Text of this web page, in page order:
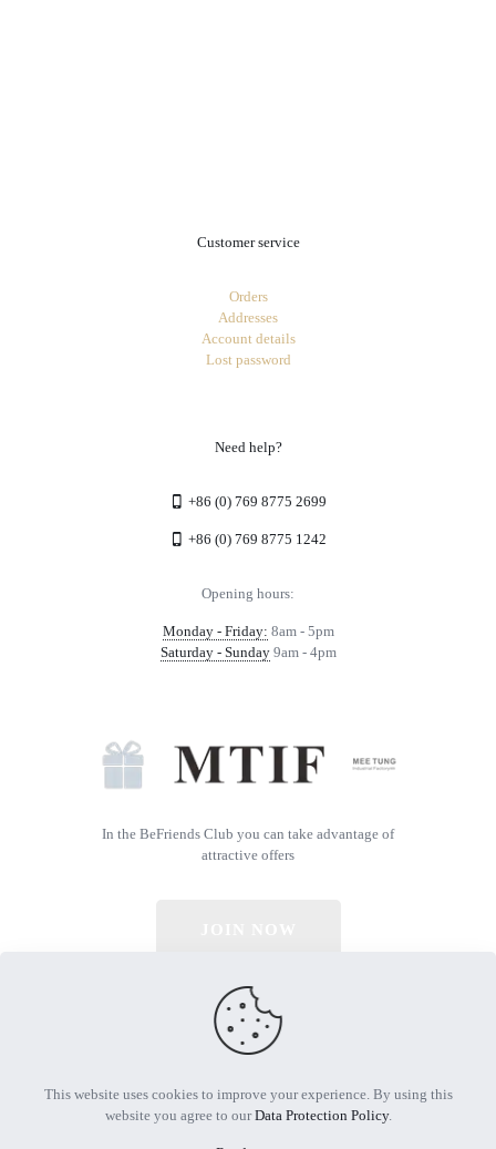
Customer service
Orders
Addresses
Account details
Lost password
Need help?
+86 (0) 769 8775 2699
+86 (0) 769 8775 1242
Opening hours:
Monday - Friday: 8am - 5pm
Saturday - Sunday9am - 4pm
In the BeFriends Club you can take advantage of
attractive offers
© 2026 All Rights Reserved | Powered by MTIF
This website uses cookies to improve your experience. By using this
website you agree to ourData Protection Policy.